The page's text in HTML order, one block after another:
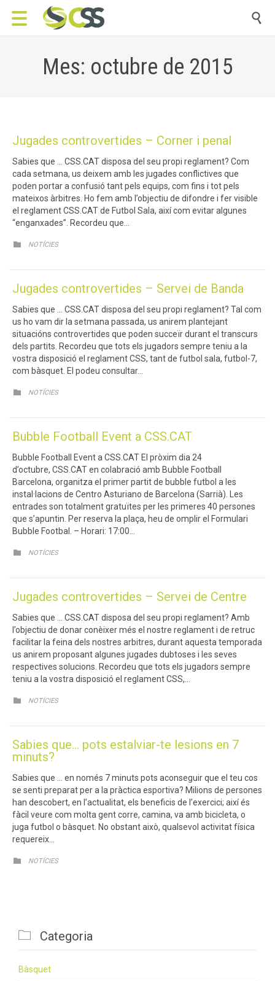

Mes: octubre de 2015
Jugades controvertides – Corner i penal
Sabies que … CSS.CAT disposa del seu propi reglament? Com
cada setmana, us deixem amb les jugades conflictives que
poden portar a confusió tant pels equips, com fins i tot pels
mateixos àrbitres. Ho fem amb l’objectiu de difondre i fer visible
el reglament CSS.CAT de Futbol Sala, així com evitar algunes
“enganxades”. Recordeu que…
 CATEGORY
NOTÍCIES
Jugades controvertides – Servei de Banda
Sabies que … CSS.CAT disposa del seu propi reglament? Tal com
us ho vam dir la setmana passada, us anirem plantejant
situacións controvertides que poden succeïr durant el transcurs
dels partits. Recordeu que tots els jugadors sempre teniu a la
vostra disposició el reglament CSS, tant de futbol sala, futbol-7,
com bàsquet. El podeu consultar…
 CATEGORY
NOTÍCIES
Bubble Football Event a CSS.CAT
Bubble Football Event a CSS.CAT El pròxim dia 24
d’octubre, CSS.CAT en colabració amb Bubble Football
Barcelona, organitza el primer partit de bubble futbol a les
instal·lacions de Centro Asturiano de Barcelona (Sarrià). Les
entrades son totalment gratuïtes per les primeres 40 persones
que s’apuntin. Per reserva la plaça, heu de omplir el Formulari
Bubble Footbal. – Horari: 17:00…
 CATEGORY
NOTÍCIES
Jugades controvertides – Servei de Centre
Sabies que … CSS.CAT disposa del seu propi reglament? Amb
l’objectiu de donar conèixer més el nostre reglament i de retruc
facilitar la feina dels nostres arbitres, durant aquesta temporada
us anirem proposant algunes jugades dubtoses i les seves
respectives solucions. Recordeu que tots els jugadors sempre
teniu a la vostra disposició el reglament CSS,…
 CATEGORY
NOTÍCIES
Sabies que… pots estalviar-te lesions en 7
minuts?
Sabies que … en només 7 minuts pots aconseguir que el teu cos
se senti preparat per a la pràctica esportiva? Milions de persones
han descobert, en l’actualitat, els beneficis de l’exercici; així és
fàcil veure com molta gent corre, camina, va amb bicicleta, o
juga futbol o bàsquet. No obstant això, qualsevol activitat física
requereix…
 CATEGORY
NOTÍCIES
 Categoria
Bàsquet